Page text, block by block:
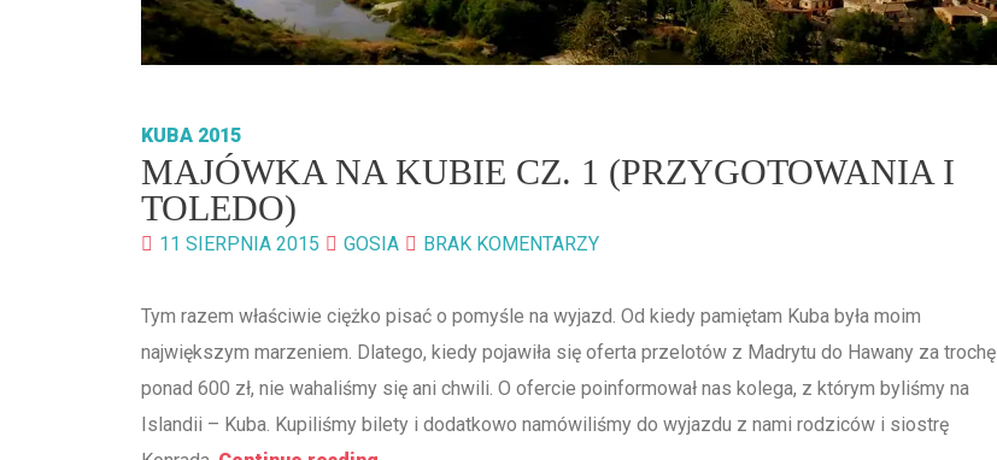
KUBA 2015
MAJÓWKA NA KUBIE CZ. 1 (PRZYGOTOWANIA I
TOLEDO)
11 SIERPNIA 2015 GOSIA BRAK KOMENTARZY
Tym razem właściwie ciężko pisać o pomyśle na wyjazd. Od kiedy pamiętam Kuba była moim
największym marzeniem. Dlatego, kiedy pojawiła się oferta przelotów z Madrytu do Hawany za trochę
ponad 600 zł, nie wahaliśmy się ani chwili. O ofercie poinformował nas kolega, z którym byliśmy na
Islandii – Kuba. Kupiliśmy bilety i dodatkowo namówiliśmy do wyjazdu z nami rodziców i siostrę